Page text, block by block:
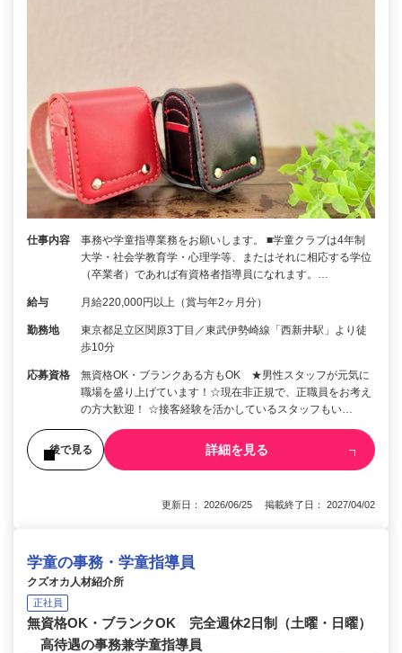
仕事内容
事務や学童指導業務をお願いします。 ■学童クラブは4年制
大学・社会学教育学・心理学等、またはそれに相応する学位
（卒業者）であれば有資格者指導員になれます。…
給与 月給220,000円以上（賞与年2ヶ月分）
勤務地
東京都足立区関原3丁目／東武伊勢崎線「西新井駅」より徒
歩10分
応募資格
無資格OK・ブランクある方もOK ★男性スタッフが元気に
職場を盛り上げています！☆現在非正規で、正職員をお考え
の方大歓迎！ ☆接客経験を活かしているスタッフもい…
後で見る 詳細を見る
更新日： 2026/06/25 掲載終了日： 2027/04/02
学童の事務・学童指導員
クズオカ人材紹介所
正社員
無資格OK・ブランクOK 完全週休2日制（土曜・日曜）
高待遇の事務兼学童指導員